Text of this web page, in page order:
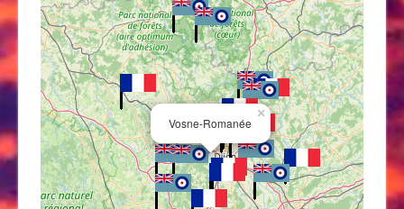
Vosne-Romanée
×